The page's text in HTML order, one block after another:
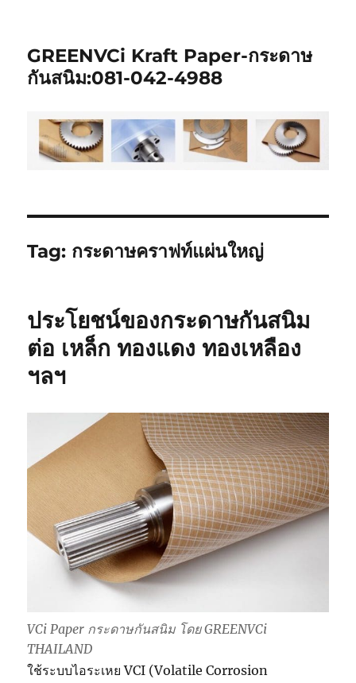
GREENVCi Kraft Paper-กระดาษ
กันสนิม:081-042-4988
Tag: กระดาษคราฟท์แผ่นใหญ่
ประโยชน์ของกระดาษกันสนิม
ต่อ เหล็ก ทองแดง ทองเหลือง
ฯลฯ
VCi Paper กระดาษกันสนิม โดย GREENVCi
THAILAND
ใช้ระบบไอระเหย VCI (Volatile Corrosion